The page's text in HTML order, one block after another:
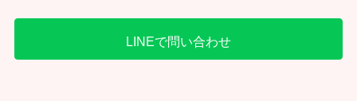
LINEで問い合わせ